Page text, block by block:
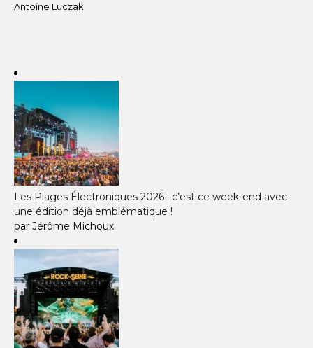
Antoine Luczak
Les Plages Électroniques 2026 : c’est ce week-end avec
une édition déjà emblématique !
par Jérôme Michoux